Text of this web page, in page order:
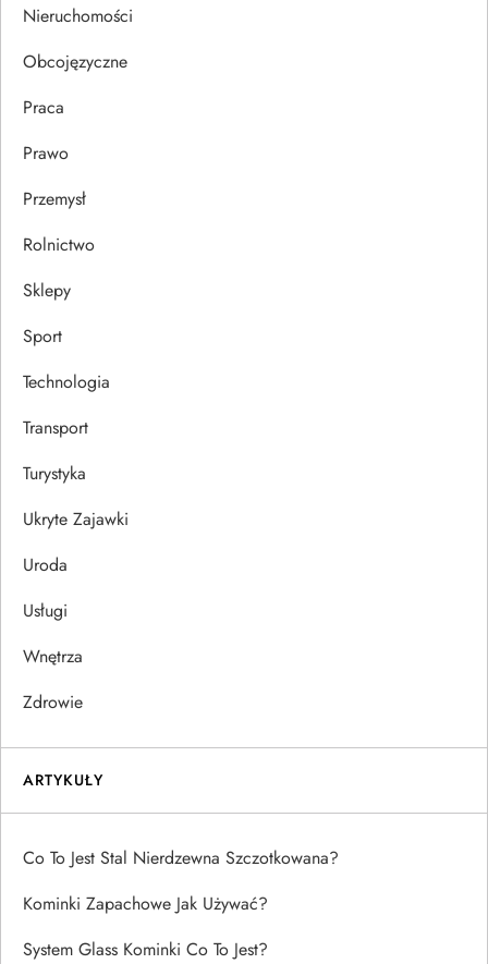
uNieruchomości
Obcojęzyczne
Praca
Prawo
Przemysł
Rolnictwo
Sklepy
Sport
Technologia
Transport
Turystyka
Ukryte Zajawki
Uroda
Usługi
Wnętrza
Zdrowie
ARTYKUŁY
Co To Jest Stal Nierdzewna Szczotkowana?
Kominki Zapachowe Jak Używać?
System Glass Kominki Co To Jest?